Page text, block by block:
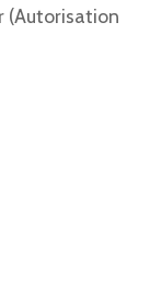
(Autorisation